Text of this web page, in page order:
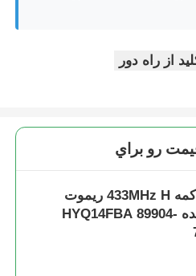
از راه دور
رو براي
3+1 دکمه 433MHz H ریموت
فرستنده HYQ14FBA 89904-